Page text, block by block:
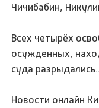
Чичибабин,
Всех четырёх
осужденных,
суда
Новости онлайн